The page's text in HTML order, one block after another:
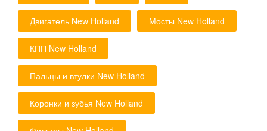
Двигатель New Holland Мосты New Holland
КПП New Holland
Пальцы и втулки New Holland
Коронки и зубья New Holland